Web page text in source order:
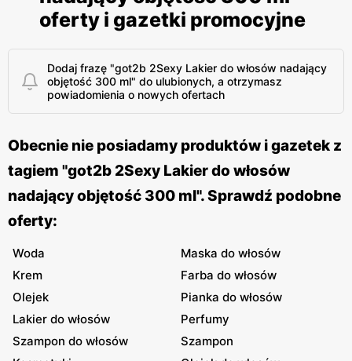
oferty i gazetki promocyjne
Dodaj frazę "got2b 2Sexy Lakier do włosów nadający
objętość 300 ml" do ulubionych, a otrzymasz
powiadomienia o nowych ofertach
Obecnie nie posiadamy produktów i gazetek z
tagiem "got2b 2Sexy Lakier do włosów
nadający objętość 300 ml". Sprawdź podobne
oferty:
Woda
Maska do włosów
Krem
Farba do włosów
Olejek
Pianka do włosów
Lakier do włosów
Perfumy
Szampon do włosów
Szampon